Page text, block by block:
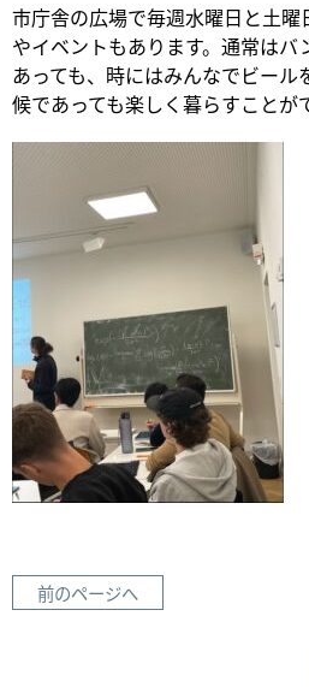
市庁舎の広場で毎週水曜日と土
やイベントもあります。通常は
あっても、時にはみんなでビー
候であっても楽しく暮らすことが
前のページへ